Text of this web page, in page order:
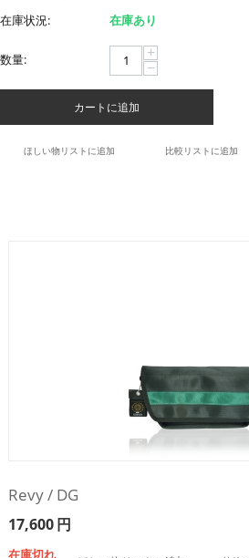
在庫状況: 在庫あり
数量: +
−
カートに追加
ほしい物リストに追加 比較リストに追加
Revy / DG
17,600円
在庫切れ